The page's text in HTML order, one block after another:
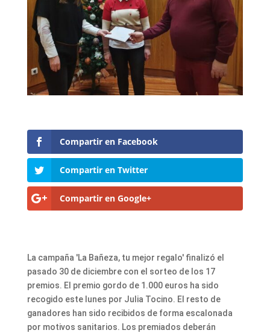
Compartir en Facebook
Compartir en Twitter
Compartir en Google+
La campaña 'La Bañeza, tu mejor regalo' finalizó el
pasado 30 de diciembre con el sorteo de los 17
premios. El premio gordo de 1.000 euros ha sido
recogido este lunes por Julia Tocino. El resto de
ganadores han sido recibidos de forma escalonada
por motivos sanitarios. Los premiados deberán